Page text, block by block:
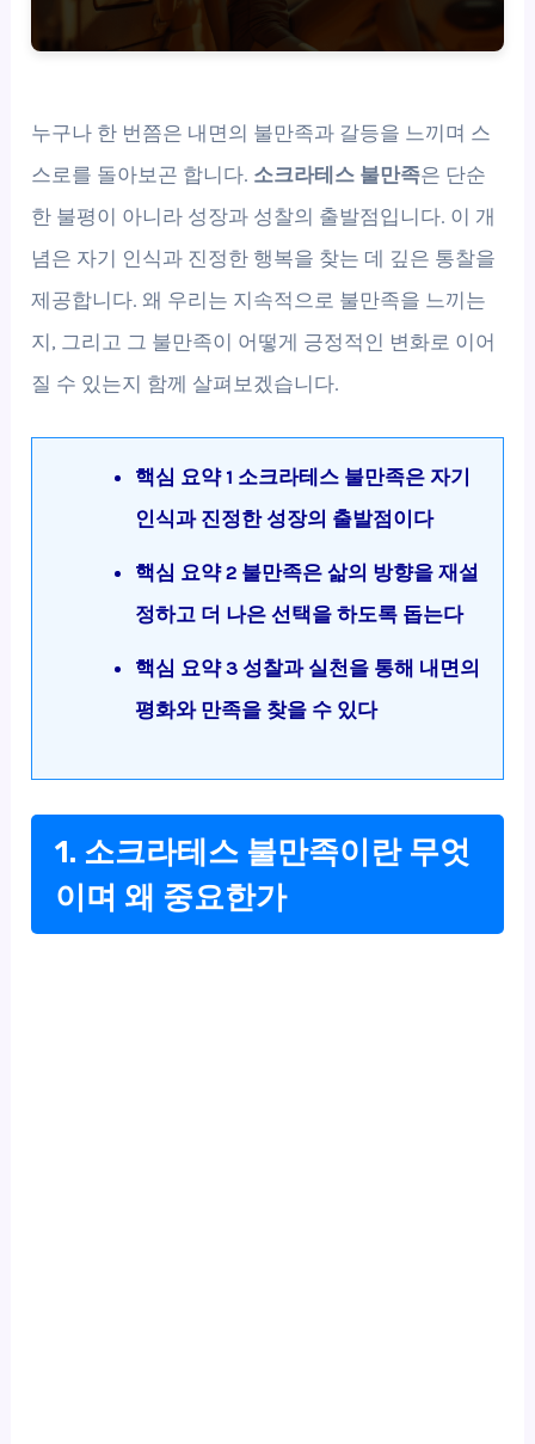
누구나 한 번쯤은 내면의 불만족과 갈등을 느끼며 스
스로를 돌아보곤 합니다. 소크라테스 불만족은 단순
한 불평이 아니라 성장과 성찰의 출발점입니다. 이 개
념은 자기 인식과 진정한 행복을 찾는 데 깊은 통찰을
제공합니다. 왜 우리는 지속적으로 불만족을 느끼는
지, 그리고 그 불만족이 어떻게 긍정적인 변화로 이어
질 수 있는지 함께 살펴보겠습니다.
핵심 요약 1 소크라테스 불만족은 자기
인식과 진정한 성장의 출발점이다
핵심 요약 2 불만족은 삶의 방향을 재설
정하고 더 나은 선택을 하도록 돕는다
핵심 요약 3 성찰과 실천을 통해 내면의
평화와 만족을 찾을 수 있다
1. 소크라테스 불만족이란 무엇
이며 왜 중요한가